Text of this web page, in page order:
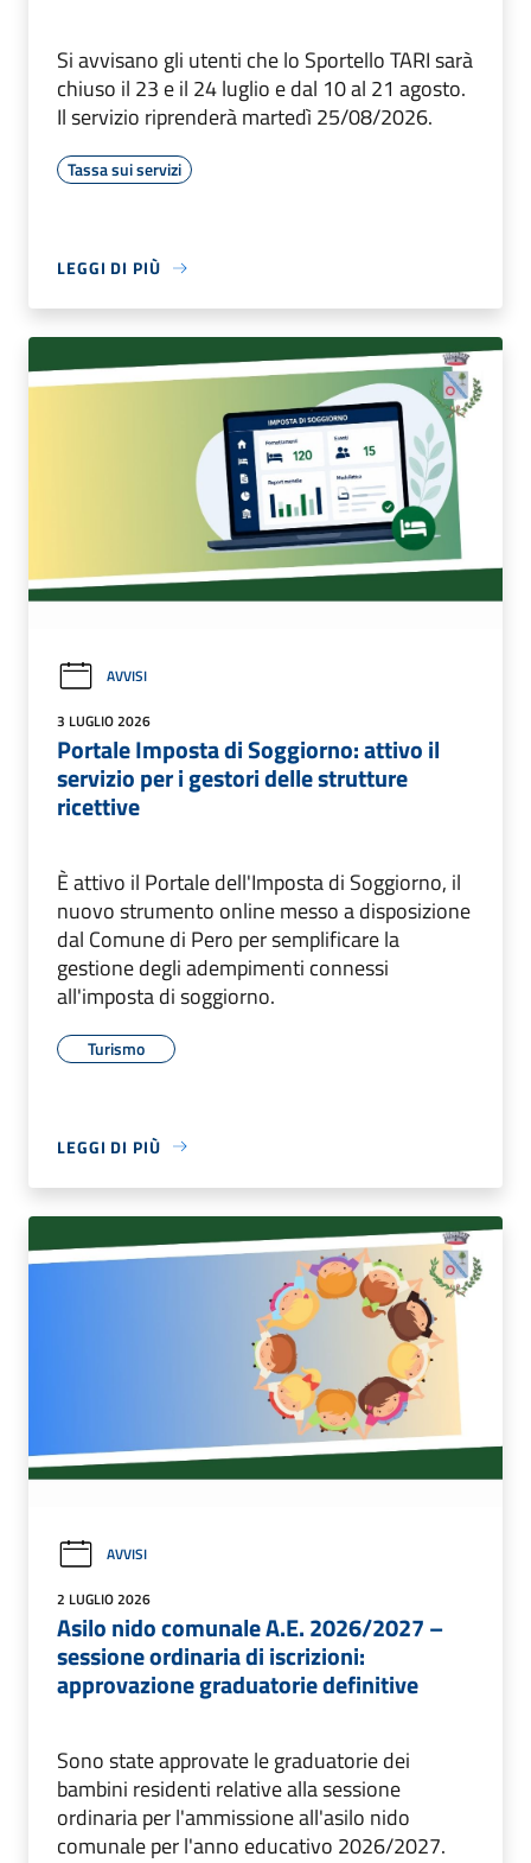
Si avvisano gli utenti che lo Sportello TARI sarà
chiuso il 23 e il 24 luglio e dal 10 al 21 agosto.
Il servizio riprenderà martedì 25/08/2026.
Tassa sui servizi
LEGGI DI PIÙ
AVVISI
3 LUGLIO 2026
Portale Imposta di Soggiorno: attivo il
servizio per i gestori delle strutture
ricettive
È attivo il Portale dell'Imposta di Soggiorno, il
nuovo strumento online messo a disposizione
dal Comune di Pero per semplificare la
gestione degli adempimenti connessi
all'imposta di soggiorno.
Turismo
LEGGI DI PIÙ
AVVISI
2 LUGLIO 2026
Asilo nido comunale A.E. 2026/2027 –
sessione ordinaria di iscrizioni:
approvazione graduatorie definitive
Sono state approvate le graduatorie dei
bambini residenti relative alla sessione
ordinaria per l'ammissione all'asilo nido
comunale per l'anno educativo 2026/2027.